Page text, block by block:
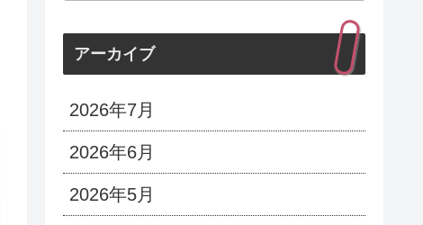
アーカイブ
2026年7月
2026年6月
2026年5月